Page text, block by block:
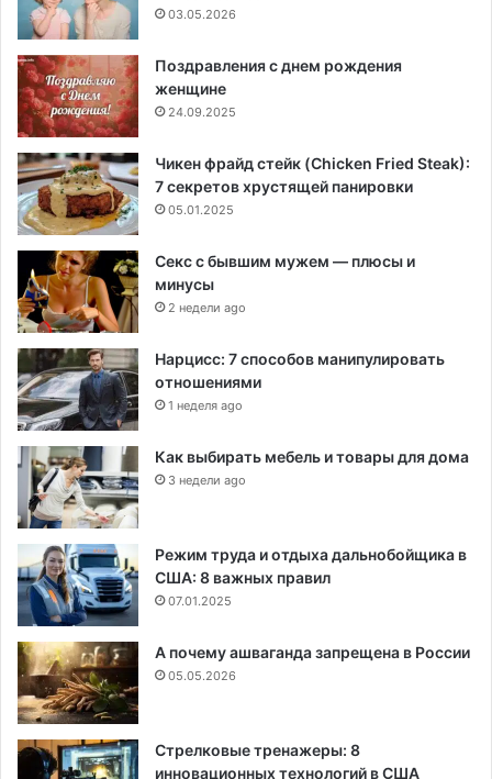
03.05.2026
Поздравления с днем рождения
женщине
24.09.2025
Чикен фрайд стейк (Chicken Fried Steak):
7 секретов хрустящей панировки
05.01.2025
Секс с бывшим мужем — плюсы и
минусы
2 недели ago
Нарцисс: 7 способов манипулировать
отношениями
1 неделя ago
Как выбирать мебель и товары для дома
3 недели ago
Режим труда и отдыха дальнобойщика в
США: 8 важных правил
07.01.2025
А почему ашваганда запрещена в России
05.05.2026
Стрелковые тренажеры: 8
инновационных технологий в США